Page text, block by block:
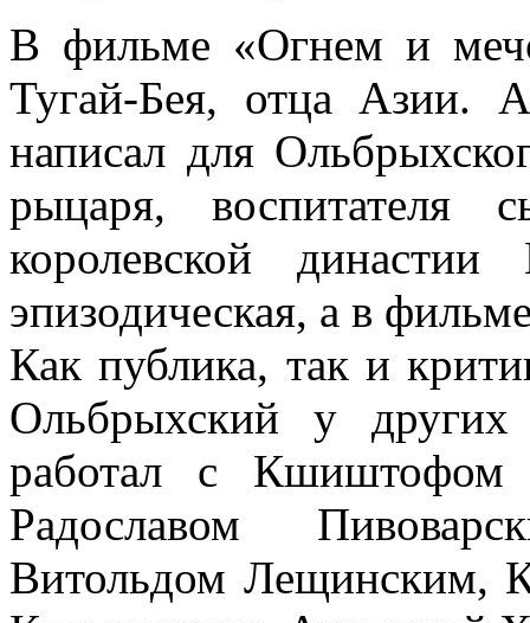
В фильме «Огнем и
Тугай-Бея, отца Азии.
написал для
рыцаря, воспитателя
королевской
эпизодическая, а в
Как публика, так и
Ольбрыхский у
работал с Кшиштофом
Радославом
Витольдом Лещинским,